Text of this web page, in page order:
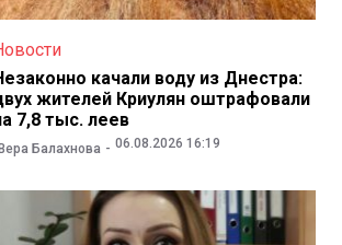
качали воду из Днестра:
жителей Криулян оштрафовали
7,8 тыс. леев
Балахнова 06.08.2026 16:19